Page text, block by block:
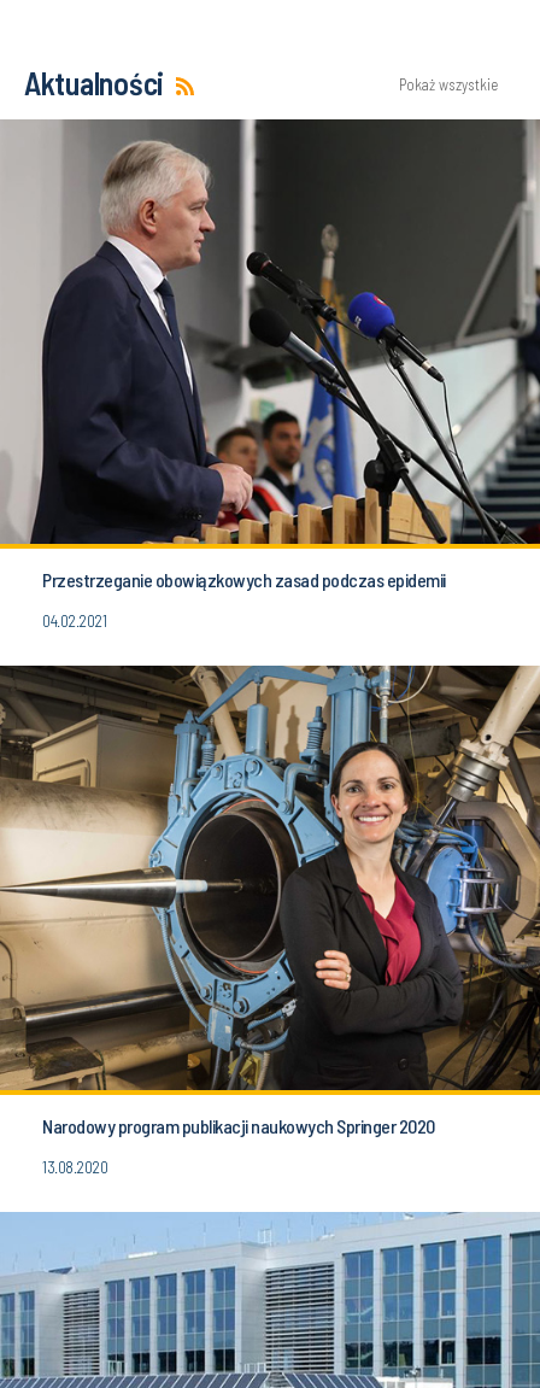
Aktualności Pokaż wszystkie
Przestrzeganie obowiązkowych zasad podczas epidemii
04.02.2021
Narodowy program publikacji naukowych Springer 2020
13.08.2020